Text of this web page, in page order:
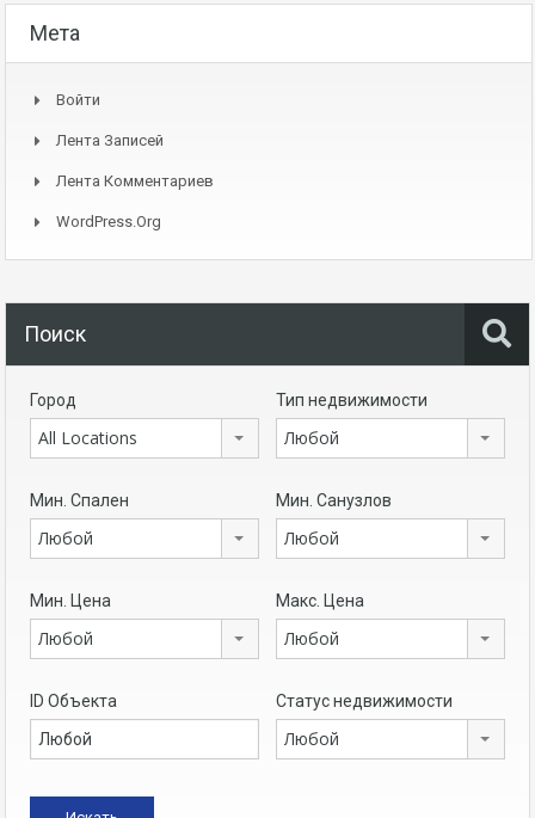
Мета
Войти
Лента Записей
Лента Комментариев
WordPress.org
Поиск
Город
All Locations
Тип недвижимости
Любой
Мин. Спален
Любой
Мин. Санузлов
Любой
Мин. Цена
Любой
Макс. Цена
Любой
ID Объекта Статус недвижимости
Любой